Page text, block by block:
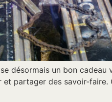
désormais un bon
partager des savoir-